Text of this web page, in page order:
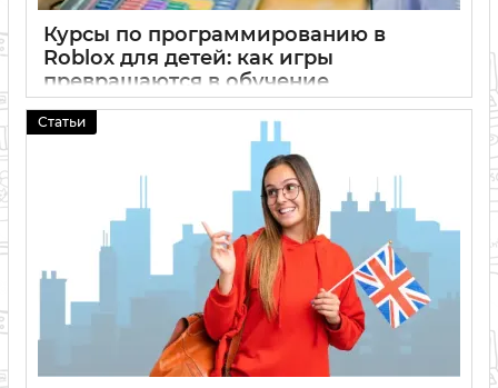
Курсы по программированию в
Roblox для детей: как игры
превращаются в обучение
04 04 2026 0
Статьи